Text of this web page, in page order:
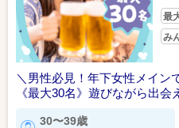
最
み
＼男性必見！年下女性メイン
《最大30名》遊びながら出会
30〜39歳